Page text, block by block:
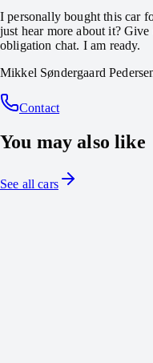
I personally bought this car
just hear more about it?
obligation chat. I am ready.
Mikkel Søndergaard
Contact
You may also like
See all cars